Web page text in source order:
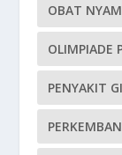
OBAT
OLIMPIADE
PENYAKIT